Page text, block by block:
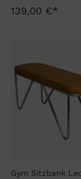
139,00 €*
Gym Sitzbank